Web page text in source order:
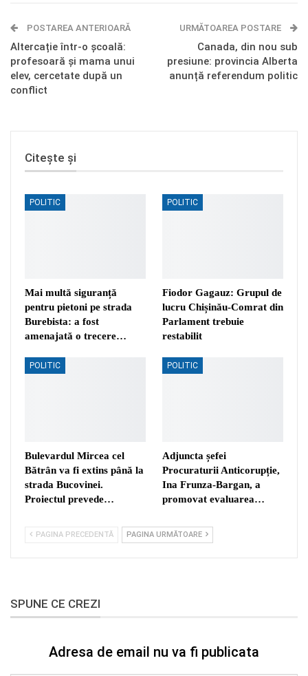
Telegram OK.ru
POSTAREA ANTERIOARĂ
Altercație într-o școală:
profesoară și mama unui
elev, cercetate după un
conflict
URMĂTOAREA POSTARE
Canada, din nou sub
presiune: provincia Alberta
anunță referendum politic
Citește și
POLITIC
Mai multă siguranță
pentru pietoni pe strada
Burebista: a fost
amenajată o trecere…
POLITIC
Fiodor Gagauz: Grupul de
lucru Chișinău-Comrat din
Parlament trebuie
restabilit
POLITIC
Bulevardul Mircea cel
Bătrân va fi extins până la
strada Bucovinei.
Proiectul prevede…
POLITIC
Adjuncta șefei
Procuraturii Anticorupție,
Ina Frunza-Bargan, a
promovat evaluarea…
PAGINA PRECEDENTĂ PAGINA URMĂTOARE
SPUNE CE CREZI
Adresa de email nu va fi publicata